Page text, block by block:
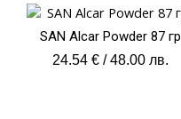
SAN Alcar Powder 87 гр
24.54 € / 48.00 лв.